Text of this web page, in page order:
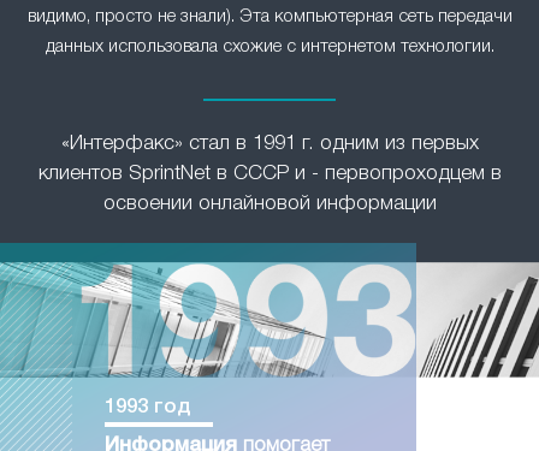
видимо, просто не знали). Эта компьютерная сеть передачи
данных использовала схожие с интернетом технологии.
«Интерфакс» стал в 1991 г. одним из первых
клиентов SprintNet в СССР и - первопроходцем в
освоении онлайновой информации
1993 год
Информация помогает